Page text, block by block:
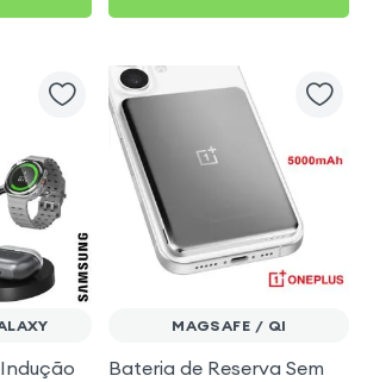
MAGSAFE / QI
Bateria de Reserva Sem